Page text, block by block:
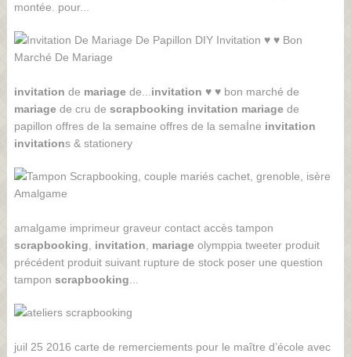
montée. pour...
invitation de mariagede... invitation ♥ ♥ bon marché de
mariagede cru de scrapbooking invitation mariagede
papillon offres de la semaine offres de la semaİne invitation
invitations & stationery
amalgame imprimeur graveur contact accès tampon
scrapbooking
invitation mariageolymppia tweeter produit
précédent produit suivant rupture de stock poser une question
tampon scrapbooking
juil 25 2016 carte de remerciements pour le maître d’école avec